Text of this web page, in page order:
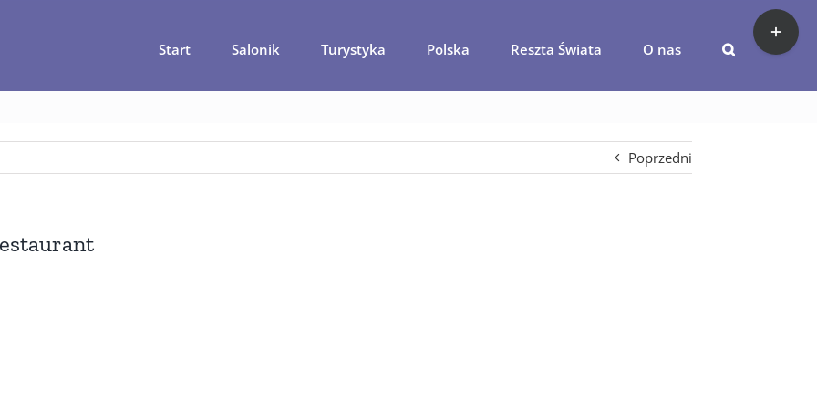
Start Salonik Turystyka Polska Reszta Świata O nas
Isfahan-Arshia-Traditional-Restaurant
Poprzedni
Toggle
Sliding
Bar